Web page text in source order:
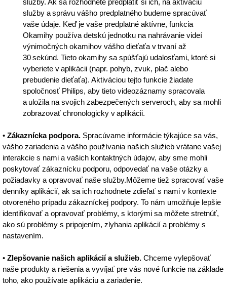
služby. Ak sa rozhodnete predplatiť si ich, na aktiváciu
služby a správu vášho predplatného budeme spracúvať
vaše údaje. Keď je vaše predplatné aktívne, funkcia
Okamihy používa detskú jednotku na nahrávanie videí
výnimočných okamihov vášho dieťaťa v trvaní až
30 sekúnd. Tieto okamihy sa spúšťajú udalosťami, ktoré si
vyberiete v aplikácii (napr. pohyb, zvuk, plač alebo
prebudenie dieťaťa). Aktiváciou tejto funkcie žiadate
spoločnosť Philips, aby tieto videozáznamy spracovala
a uložila na svojich zabezpečených serveroch, aby sa mohli
zobrazovať chronologicky v aplikácii.
•Zákaznícka podpora. Spracúvame informácie týkajúce sa vás,
vášho zariadenia a vášho používania našich služieb vrátane vašej
interakcie s nami a vašich kontaktných údajov, aby sme mohli
poskytovať zákaznícku podporu, odpovedať na vaše otázky a
požiadavky a opravovať naše služby.Môžeme tiež spracovať vaše
denníky aplikácií, ak sa ich rozhodnete zdieľať s nami v kontexte
otvoreného prípadu zákazníckej podpory. To nám umožňuje lepšie
identifikovať a opravovať problémy, s ktorými sa môžete stretnúť,
ako sú problémy s pripojením, zlyhania aplikácií a problémy s
nastavením.
•Zlepšovanie našich aplikácií a služieb. Chceme vylepšovať
naše produkty a riešenia a vyvíjať pre vás nové funkcie na základe
toho, ako používate aplikáciu a zariadenie.